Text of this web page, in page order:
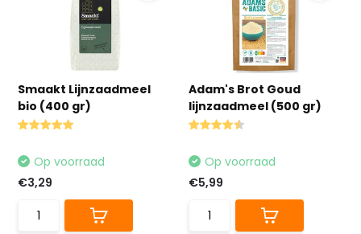
Smaakt Lijnzaadmeel
bio (400 gr)
Op voorraad
€3,29
Adam's Brot Goud
lijnzaadmeel (500 gr)
Op voorraad
€5,99